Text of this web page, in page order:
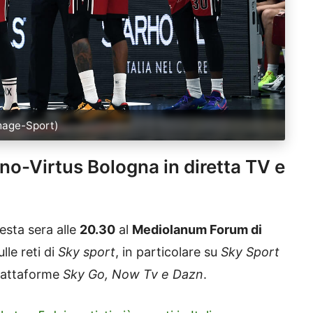
Sport)
Virtus Bologna in diretta TV e
sera alle 20.30 al Mediolanum Forum di
reti di Sky sport, in particolare su Sky Sport
Sky Go, Now Tv e Dazn.